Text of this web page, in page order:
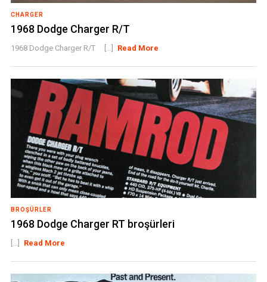
CHARGER
1968 Dodge Charger R/T
1968 Dodge Charger R/T [...] Read More
BROŞÜRLER
1968 Dodge Charger RT broşürleri
[...] Read More